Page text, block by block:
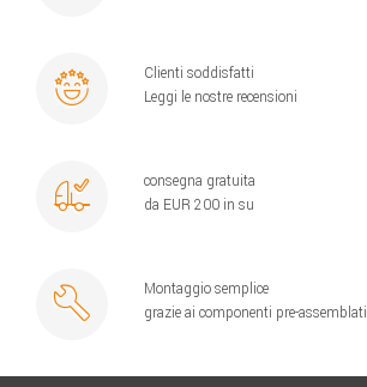
Clienti soddisfatti
Leggi le nostre recensioni
consegna gratuita
da EUR 200 in su
Montaggio semplice
grazie ai componenti pre-assemblati